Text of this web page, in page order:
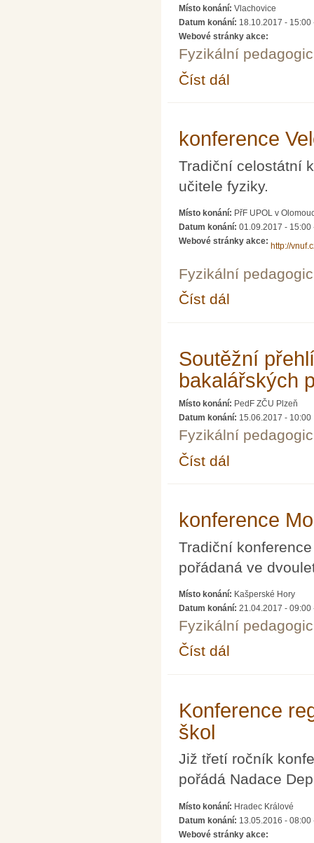
Místo konání: Vlachovice
Datum konání: 18.10.2017 - 15:00
Webové stránky akce:
Fyzikální
Číst dál
konference
Tradiční celostátní
učitele fyziky.
Místo konání: PřF UPOL v
Datum konání: 01.09.2017 - 15:00
Webové stránky akce:
http://
Fyzikální
Číst dál
Soutěžní
bakalářských
Místo konání: PedF ZČU Plzeň
Datum konání: 15.06.2017 - 10:00
Fyzikální
Číst dál
konference
Tradiční
pořádaná ve
Místo konání: Kašperské Hory
Datum konání: 21.04.2017 - 09:00
Fyzikální
Číst dál
Konference
škol
Již třetí ročník
pořádá Nadace
Místo konání: Hradec Králové
Datum konání: 13.05.2016 - 08:00
Webové stránky akce: